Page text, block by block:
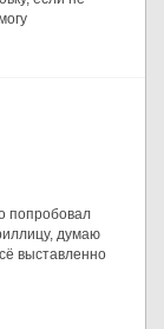
попробовал
думаю
выставленно